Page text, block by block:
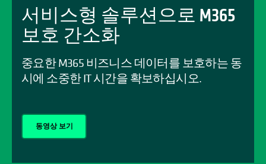
서비스형 솔루션으로 M365
보호 간소화
중요한 M365 비즈니스 데이터를 보호하는 동
시에 소중한 IT 시간을 확보하십시오.
동영상 보기